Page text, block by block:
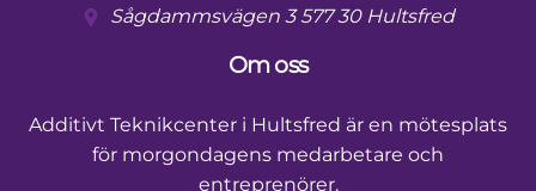
Sågdammsvägen 3 577 30 Hultsfred
Om oss
Additivt Teknikcenter i Hultsfred är en mötesplats
för morgondagens medarbetare och
entreprenörer.